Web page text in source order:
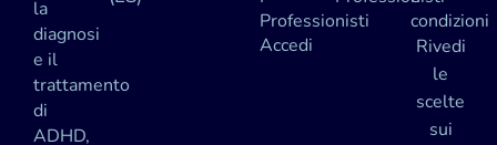
la
diagnosi
e il
trattamento
di
ADHD,
Professionisti
Accedi
condizioni
Rivedi
le
scelte
sui